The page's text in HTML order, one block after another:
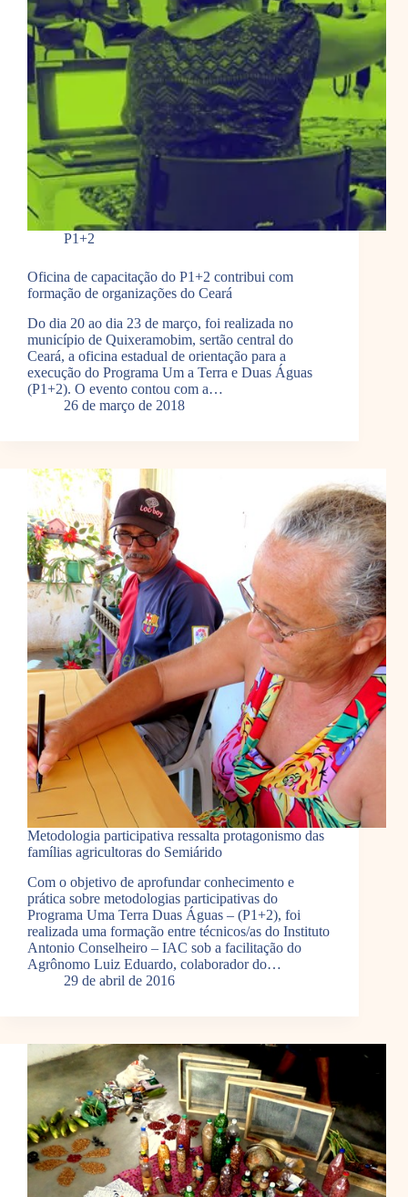
P1+2
Oficina de capacitação do P1+2 contribui com
formação de organizações do Ceará
Do dia 20 ao dia 23 de março, foi realizada no
município de Quixeramobim, sertão central do
Ceará, a oficina estadual de orientação para a
execução do Programa Um a Terra e Duas Águas
(P1+2). O evento contou com a…
26 de março de 2018
Metodologia participativa ressalta protagonismo das
famílias agricultoras do Semiárido
Com o objetivo de aprofundar conhecimento e
prática sobre metodologias participativas do
Programa Uma Terra Duas Águas – (P1+2), foi
realizada uma formação entre técnicos/as do Instituto
Antonio Conselheiro – IAC sob a facilitação do
Agrônomo Luiz Eduardo, colaborador do…
29 de abril de 2016